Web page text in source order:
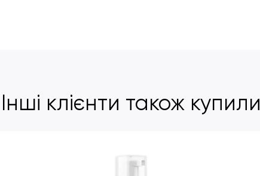
Інші клієнти також купили